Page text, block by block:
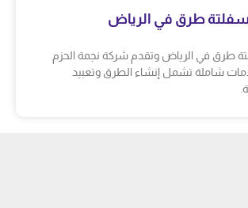
طرق في الرياض
طرق في الرياض وتقدم شركة نجمة الحزم
شاملة تشمل إنشاء الطرق وتعبيد